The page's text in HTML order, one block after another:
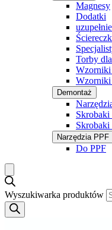
Magnesy
Dodatki
Torby
Wzorniki
Demontaż
Skrobaki
Narzędzia PPF
Do PPF
Wyszukiwarka produktów